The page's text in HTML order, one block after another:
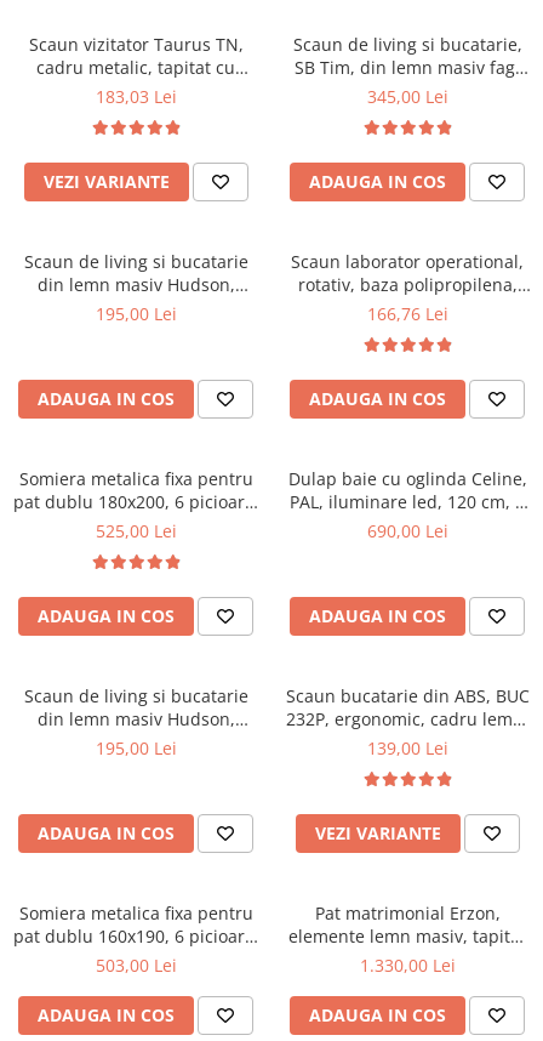
Saltele cu arcuri impachetate
individual
Saltele Memory Pocket
Saltele Memory Foam
Saltele Memory Pocket
Saltele cu plasa arcuri
Saltele cu spuma
Saltele cu spuma poliuretanica
Saltele 140x200
Saltele 180x200
Top saltele
Top saltele 5 cm
Top saltele memory 5 cm
Top saltele MemoHR 6.5 cm
Saltele cu plasa de arcuri
Saltele cu spuma
Paturi
Seturi de pat si saltea
Masute de toaleta
Mobilier living
Scaune pentru living
Comode living
Set mese plus scaune
Scaune ergonomice
Etajere Birou
Birouri
Scaune pentru birou
Scaune pentru vizitatori
Scaune manager
Mobilier bucatarie
Mese bucatarie
Mobila bucatarie
Seturi mese si scaune bucatarie
Mobilier hol
Suporturi si rafturi pantofi
Portmantouri
Seturi mobilier hol
Stender haine
Etajere
Scaune birou
Scaune profesionale
Scaune resigilate
Scaune conferinta
Scaune terasa si outdoor
Scaun vizitator Taurus TN,
cadru metalic, tapitat cu
stofa, stivuibil, 120 kg, negru
183,03 Lei
VEZI VARIANTE
Scaun de living si bucatarie,
SB Tim, din lemn masiv fag,
tapiterie stofa, lacuit, 120 kg,
345,00 Lei
ADAUGA IN COS
Scaun de living si bucatarie
din lemn masiv Hudson,
tapiterie stofa,100 kg,
195,00 Lei
ADAUGA IN COS
Scaun laborator operational,
rotativ, baza polipropilena,
piele ecologica, inaltime
166,76 Lei
ADAUGA IN COS
Somiera metalica fixa pentru
pat dublu 180x200, 6 picioare,
32 lamele lemn fag, benzi
negru
525,00 Lei
ADAUGA IN COS
Dulap baie cu oglinda Celine,
PAL, iluminare led, 120 cm, 3
usi, 3 rafturi, soft close, alb
690,00 Lei
ADAUGA IN COS
Scaun de living si bucatarie
din lemn masiv Hudson,
tapiterie stofa,100 kg,
195,00 Lei
ADAUGA IN COS
Scaun bucatarie din ABS, BUC
232P, ergonomic, cadru lemn,
100 kg
139,00 Lei
VEZI VARIANTE
Somiera metalica fixa pentru
pat dublu 160x190, 6 picioare,
30 lamele lemn fag, benzi
negru
503,00 Lei
ADAUGA IN COS
Pat matrimonial Erzon,
elemente lemn masiv, tapitat
cu stofa, cu somiera,140x200
1.330,00 Lei
ADAUGA IN COS